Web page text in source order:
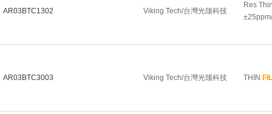
AR03BTC1302 Viking Tech/台灣光颉科技
Res
AR03BTC3003 Viking Tech/台灣光颉科技 THIN